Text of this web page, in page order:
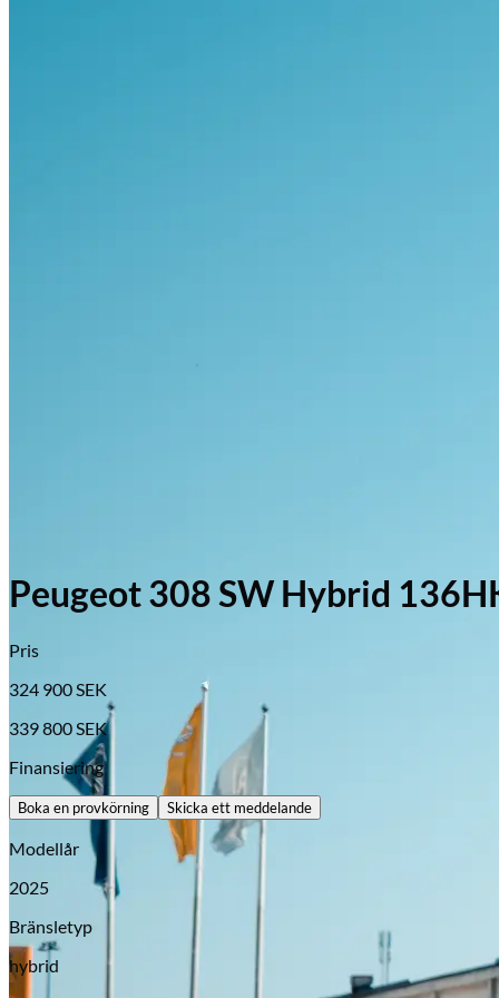
Opel
Peugeot 308 SW Hybrid
Pris
324 900 SEK
339 800 SEK
Finansiering
Boka en provkörning Skicka ett meddelande
Modellår
2025
Bränsletyp
hybrid